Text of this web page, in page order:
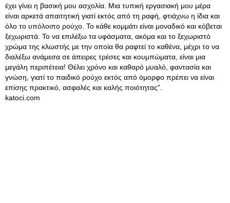
έχει γίνει η βασική μου ασχολία. Μια τυπική εργασιακή μου μέρα
είναι αρκετά απαιτητική γιατί εκτός από τη ραφή, φτιάχνω η ίδια και
όλο το υπόλοιπο ρούχο. Το κάθε κομμάτι είναι μοναδικό και κόβεται
ξεχωριστά. Το να επιλέξω τα υφάσματα, ακόμα και το ξεχωριστό
χρώμα της κλωστής με την οποία θα ραφτεί το καθένα, μέχρι το να
διαλέξω ανάμεσα σε άπειρες τρέσες και κουμπώματα, είναι μια
μεγάλη περιπέτεια! Θέλει χρόνο και καθαρό μυαλό, φαντασία και
γνώση, γιατί το παιδικό ρούχο εκτός από όμορφο πρέπει να είναι
επίσης πρακτικό, ασφαλές και καλής ποιότητας".
katoci.com